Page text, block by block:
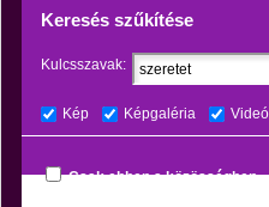
Keresés szűkítése
Kulcsszavak:
Kép Képgaléria Videó
Csak ebben a közösségben